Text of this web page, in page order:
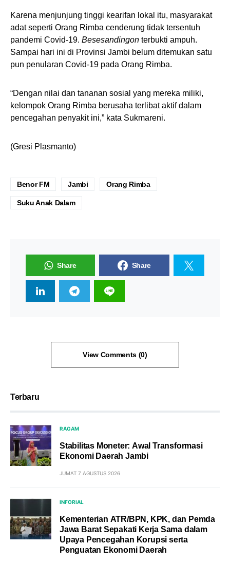
Karena menjunjung tinggi kearifan lokal itu, masyarakat
adat seperti Orang Rimba cenderung tidak tersentuh
pandemi Covid-19. Besesandingon terbukti ampuh.
Sampai hari ini di Provinsi Jambi belum ditemukan satu
pun penularan Covid-19 pada Orang Rimba.
“Dengan nilai dan tananan sosial yang mereka miliki,
kelompok Orang Rimba berusaha terlibat aktif dalam
pencegahan penyakit ini,” kata Sukmareni.
(Gresi Plasmanto)
Benor FM Jambi Orang Rimba
Suku Anak Dalam
Share Share
View Comments (0)
Terbaru
RAGAM
Stabilitas Moneter: Awal Transformasi
Ekonomi Daerah Jambi
JUMAT 7 AGUSTUS 2026
INFORIAL
Kementerian ATR/BPN, KPK, dan Pemda
Jawa Barat Sepakati Kerja Sama dalam
Upaya Pencegahan Korupsi serta
Penguatan Ekonomi Daerah